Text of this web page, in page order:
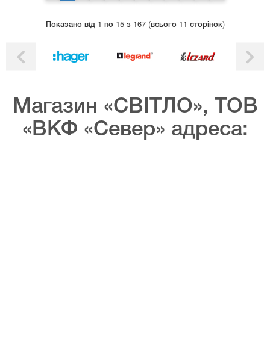
Показано вiд 1 по 15 з 167 (всього 11 сторінок)
Магазин «СВІТЛО», ТОВ
«ВКФ «Север» адреса: